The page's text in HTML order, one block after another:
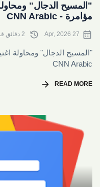
"المسيح الدجال"
مؤامرة - CNN Arabic
calendar_month
27 Apr, 2026
history
"المسيح الدجال" ومحاولة
CNN Arabic
READ MORE
arrow_forward